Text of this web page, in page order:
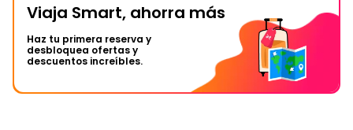
Viaja Smart, ahorra más
Haz tu primera reserva y
desbloquea ofertas y
descuentos increíbles.